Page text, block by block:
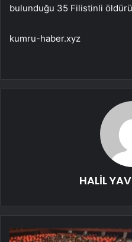
bulunduğu 35 Filistinli
kumru-haber.xyz
HALİL